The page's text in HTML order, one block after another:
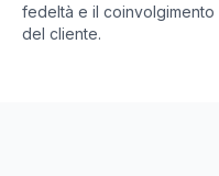
fedeltà e il coinvolgimento
del cliente.